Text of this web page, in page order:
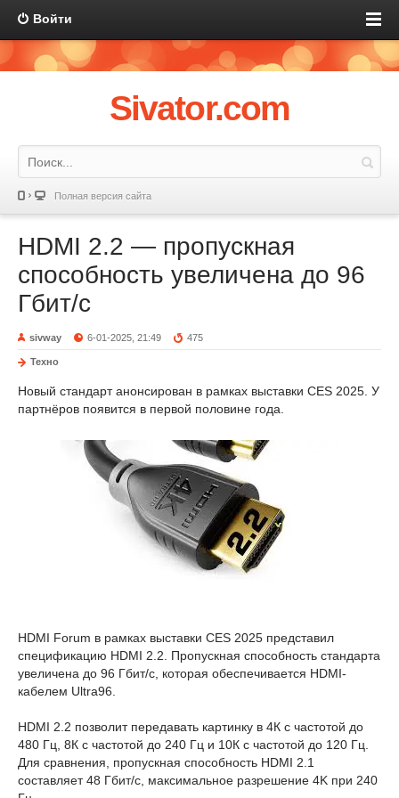
Войти
Sivator.com
Полная версия сайта
HDMI 2.2 — пропускная
способность увеличена до 96
Гбит/с
sivway 6-01-2025, 21:49 475
Техно
Новый стандарт анонсирован в рамках выставки CES 2025. У
партнёров появится в первой половине года.
HDMI Forum в рамках выставки CES 2025 представил
спецификацию HDMI 2.2. Пропускная способность стандарта
увеличена до 96 Гбит/с, которая обеспечивается HDMI-
кабелем Ultra96.
HDMI 2.2 позволит передавать картинку в 4К с частотой до
480 Гц, 8К с частотой до 240 Гц и 10К с частотой до 120 Гц.
Для сравнения, пропускная способность HDMI 2.1
составляет 48 Гбит/с, максимальное разрешение 4K при 240